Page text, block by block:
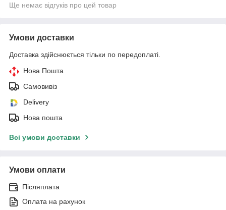
Ще немає відгуків про цей товар
Умови доставки
Доставка здійснюється тільки по передоплаті.
Нова Пошта
Самовивіз
Delivery
Нова пошта
Всі умови доставки
Умови оплати
Післяплата
Оплата на рахунок